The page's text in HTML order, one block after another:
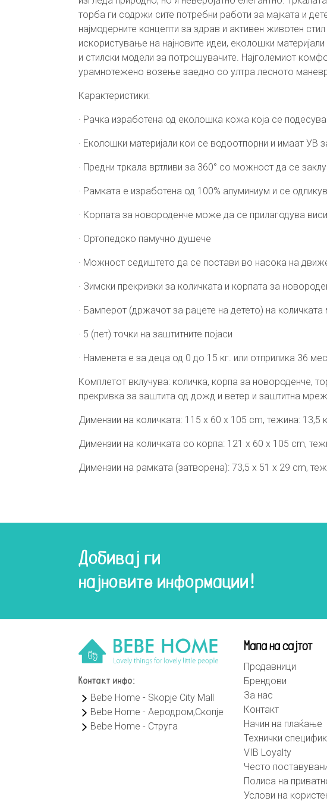
торба ги содржи сите потребни работи за мајката и
најмодерните концепти за здрав и активен животен
искористување на најновите идеи, еколошки
и стилски модели за потрошувачите. Најголемиот
урамнотежено возење заедно со ултра лесното
Карактеристики:
· Рачка изработена од еколошка кожа која се
· Еколошки материјали кои се водоотпорни и имаат УВ
· Предни тркала вртливи за 360° со можност да се
· Рамката е изработена од 100% алуминиум и се
· Корпата за новороденче може да се прилагодува
· Ортопедско памучно душече
· Можност седиштето да се постави во насока на
· Зимски прекривки за количката и корпата за
· Бамперот (држачот за рацете на детето) на
· 5 (пет) точки на заштитните појаси
· Наменета е за деца од 0 до 15 кг. или отприлика 36
Комплетот вклучува: количка, корпа за новороденче,
прекривка за заштита од дожд и ветер и заштитна
Димензии на количката: 115 х 60 х 105 cm, тежина: 13,5
Димензии на количката со корпа: 121 х 60 х 105 cm,
Димензии на рамката (затворена): 73,5 х 51 х 29 cm,
Добивај ги
најновите информации!
Контакт инфо:
Bebe Home - Skopje City Mall
Bebe Home - Аеродром,Скопје
Bebe Home - Струга
Мапа на сајтот
Продавници
Брендови
За нас
Контакт
Начин на плаќање
Технички
VIB Loyalty
Често
Полиса на
Услови на